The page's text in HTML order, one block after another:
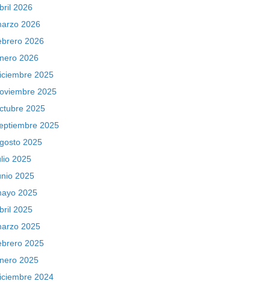
2026
2026
2026
2026
2025
2025
2025
2025
2025
2025
2025
2025
2025
2025
2025
2025
2024